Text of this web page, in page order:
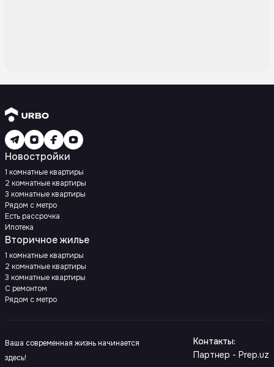
Новостройки
1 комнатные квартиры
2 комнатные квартиры
3 комнатные квартиры
Рядом с метро
Есть рассрочка
Ипотека
Вторичное жилье
1 комнатные квартиры
2 комнатные квартиры
3 комнатные квартиры
С ремонтом
Рядом с метро
Ваша современная жизнь начинается
здесь!
Контакты:
Партнер - Prep.uz